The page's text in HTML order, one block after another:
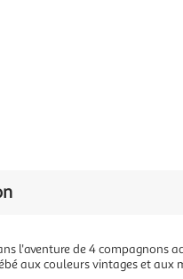
l'aventure de 4 compagnons
aux couleurs vintages et aux